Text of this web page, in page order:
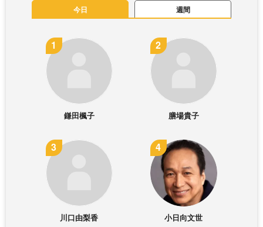
今日 週間
鎌田楓子 膳場貴子
川口由梨香 小日向文世